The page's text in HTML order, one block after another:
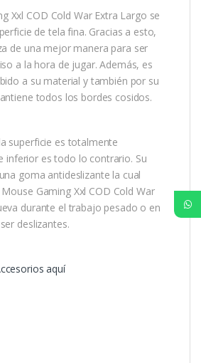
Xxl COD Cold War Extra Largo se
de tela fina. Gracias a esto,
de una mejor manera para ser
a la hora de jugar. Además, es
a su material y también por su
todos los bordes cosidos.
superficie es totalmente
inferior es todo lo contrario. Su
goma antideslizante la cual
Gaming Xxl COD Cold War
durante el trabajo pesado o en
deslizantes.
aquí